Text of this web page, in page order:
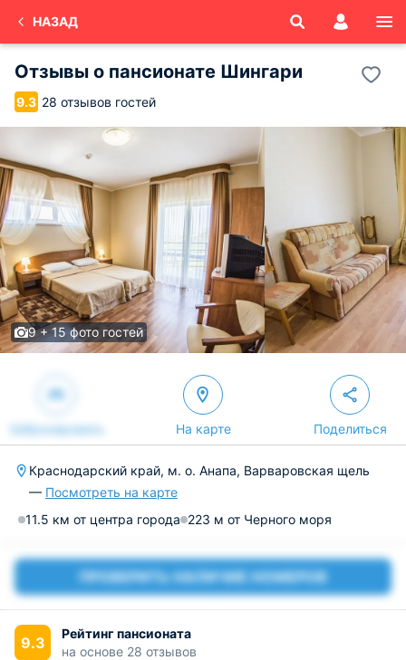
НАЗАД
Отзывы о пансионате Шингари
9.3 28 отзывов гостей
9 + 15 фото гостей
Забронировать На карте Поделиться
Краснодарский край, м. о. Анапа, Варваровская щель
— Посмотреть на карте
11.5 км от центра города 223 м от Черного моря
ПРОВЕРИТЬ НАЛИЧИЕ НОМЕРОВ
9.3
Рейтинг пансионата
на основе 28 отзывов